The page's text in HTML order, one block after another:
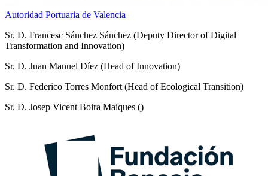
Autoridad Portuaria de Valencia
Sr. D. Francesc Sánchez Sánchez (Deputy Director of Digital
Transformation and Innovation)
Sr. D. Juan Manuel Díez (Head of Innovation)
Sr. D. Federico Torres Monfort (Head of Ecological Transition)
Sr. D. Josep Vicent Boira Maiques ()